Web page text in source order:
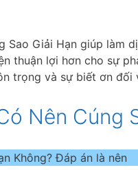
Sao Giải Hạn giúp làm
thuận lợi hơn cho sự
trọng và sự biết ơn đối
Nên Cúng
Không? Đáp án là nên